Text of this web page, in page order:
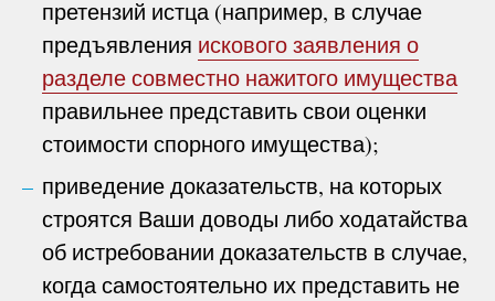
претензий истца (например, в случае
предъявления искового заявления о
разделе совместно нажитого имущества
правильнее представить свои оценки
стоимости спорного имущества);
приведение доказательств, на которых
строятся Ваши доводы либо ходатайства
об истребовании доказательств в случае,
когда самостоятельно их представить не